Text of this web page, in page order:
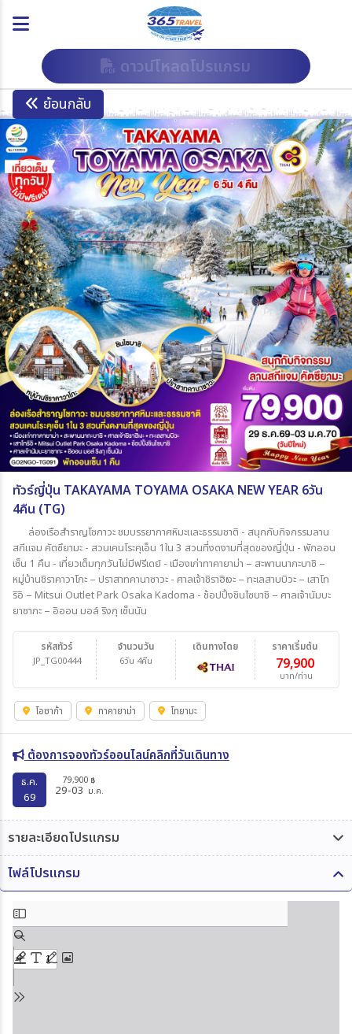
ดาวน์โหลดโปรแกรม
ย้อนกลับ
ทัวร์ญี่ปุ่น TAKAYAMA TOYAMA OSAKA NEW YEAR 6วัน
4คืน (TG)
ล่องเรือสำราญโชกาวะ ชมบรรยากาศหิมะและธรรมชาติ - สนุกกับกิจกรรมลาน
สกีแจม คัตซึยามะ - สวนเคนโระคุเอ็น 1ใน 3 สวนที่งดงามที่สุดของญี่ปุ่น - พักออน
เซ็น 1 คืน - เที่ยวเต็มทุกวันไม่มีฟรีเดย์ - เมืองเก่าทาคายาม่า – สะพานนากะบาชิ –
หมู่บ้านชิราคาวาโกะ – ปราสาทคานาซาวะ - ศาลเจ้าชิราฮิเงะ – ทะเลสาบบิวะ – เสาโท
ริอิ – Mitsui Outlet Park Osaka Kadoma - ช้อปปิ้งชินไซบาชิ – ศาลเจ้านัมบะ
ยาซากะ – อิออน มอล์ ริงกุ เซ็นนัน
รหัสทัวร์
JP_TG00444
จำนวนวัน
6วัน 4คืน
ราคาเริ่มต้น
79,900
บาท/ท่าน
เดินทางโดย
โอซาก้า ทาคายาม่า โทยามะ
ต้องการจองทัวร์ออนไลน์คลิกที่วันเดินทาง
ธ.ค.
69
79,900 ฿
29-03 ม.ค.
รายละเอียดโปรแกรม
ไฟล์โปรแกรม